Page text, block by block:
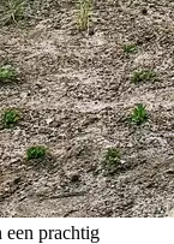
een prachtig